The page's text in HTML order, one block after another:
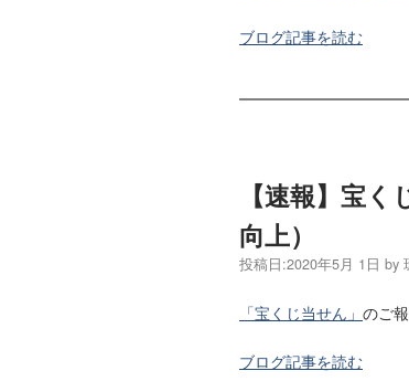
ブログ記事を読む
【速報】宝
向上）
投稿日:2020年5月 1日 by
「宝くじ当せん」 のご
ブログ記事を読む